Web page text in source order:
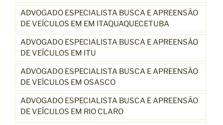
ADVOGADO ESPECIALISTA BUSCA E APREENSÃO
DE VEÍCULOS EM EM ITAQUAQUECETUBA
ADVOGADO ESPECIALISTA BUSCA E APREENSÃO
DE VEÍCULOS EM ITU
ADVOGADO ESPECIALISTA BUSCA E APREENSÃO
DE VEÍCULOS EM OSASCO
ADVOGADO ESPECIALISTA BUSCA E APREENSÃO
DE VEÍCULOS EM RIO CLARO